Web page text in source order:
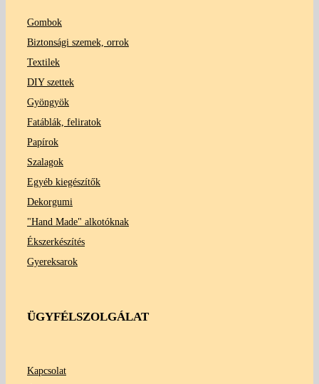
Gombok
Biztonsági szemek, orrok
Textilek
DIY szettek
Gyöngyök
Fatáblák, feliratok
Papírok
Szalagok
Egyéb kiegészítők
Dekorgumi
"Hand Made" alkotóknak
Ékszerkészítés
Gyereksarok
ÜGYFÉLSZOLGÁLAT
Kapcsolat